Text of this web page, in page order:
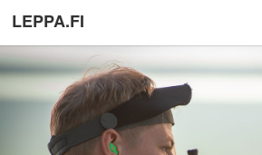
LEPPA.FI